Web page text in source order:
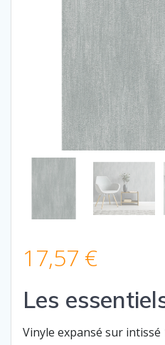
17,57 €
Les
Vinyle expansé sur intissé